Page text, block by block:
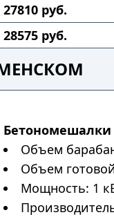
27810 руб.
28575 руб.
Бетономешалки
Объем
Объем
Мощность: 1